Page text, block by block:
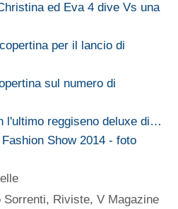
ed Eva 4 dive Vs una
per il lancio di
sul numero di
l'ultimo reggiseno deluxe di…
Show 2014 - foto
Sorrenti, Riviste,V Magazine